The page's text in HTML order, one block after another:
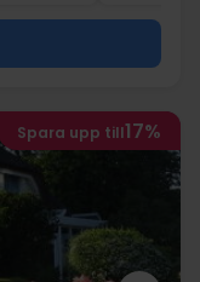
Spara upp till17%